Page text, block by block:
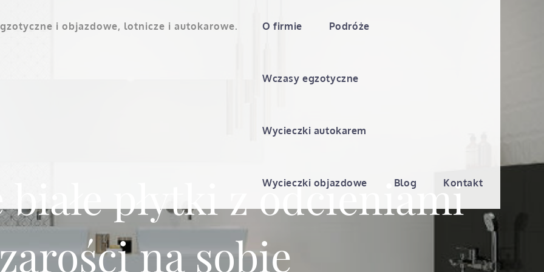
i objazdowe, lotnicze i autokarowe. O firmie Podróże
Wczasy egzotyczne
Wycieczki autokarem
Wycieczki objazdowe Blog Kontakt
białe płytki z odcieniami
na sobie